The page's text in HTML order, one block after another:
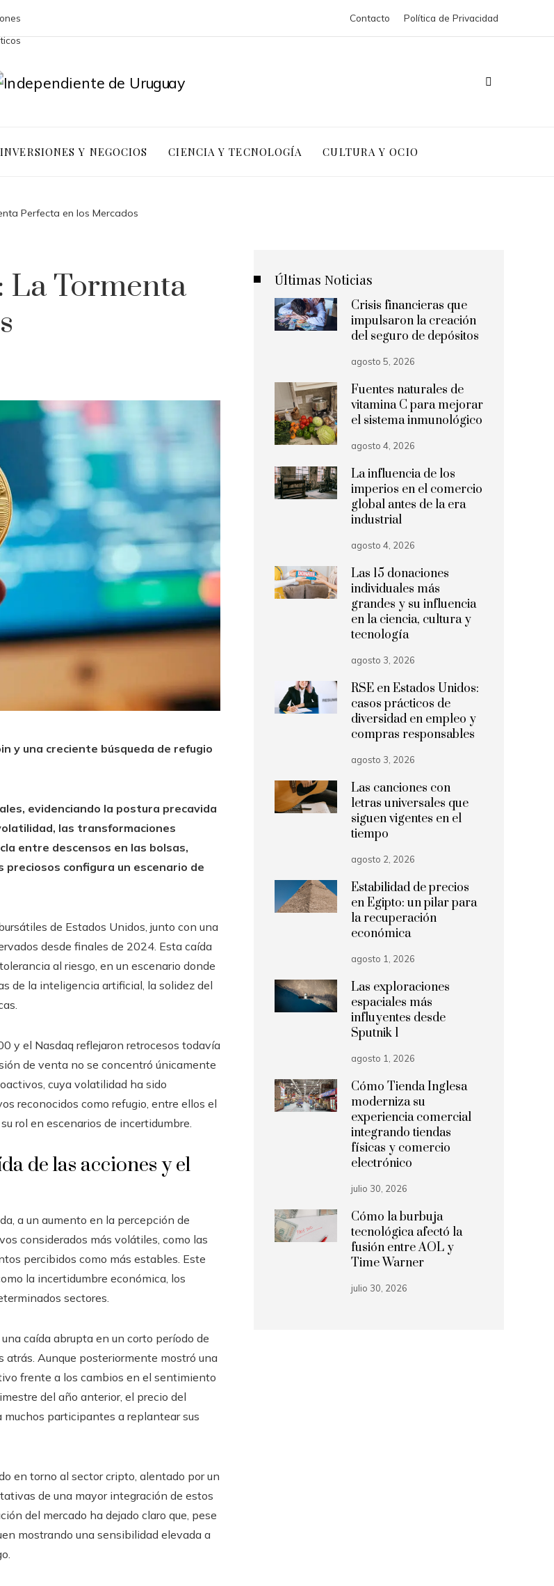
Contacto Política de Privacidad
INVERSIONES Y NEGOCIOS CIENCIA Y TECNOLOGÍA CULTURA Y OCIO
Perfecta en los Mercados
La Tormenta
y una creciente búsqueda de refugio
evidenciando la postura precavida
las transformaciones
entre descensos en las bolsas,
configura un escenario de
de Estados Unidos, junto con una
desde finales de 2024. Esta caída
al riesgo, en un escenario donde
de la inteligencia artificial, la solidez del
y el Nasdaq reflejaron retrocesos todavía
de venta no se concentró únicamente
cuya volatilidad ha sido
reconocidos como refugio, entre ellos el
rol en escenarios de incertidumbre.
de las acciones y el
a un aumento en la percepción de
considerados más volátiles, como las
percibidos como más estables. Este
la incertidumbre económica, los
sectores.
caída abrupta en un corto período de
atrás. Aunque posteriormente mostró una
frente a los cambios en el sentimiento
del año anterior, el precio del
participantes a replantear sus
en torno al sector cripto, alentado por un
de una mayor integración de estos
del mercado ha dejado claro que, pese
mostrando una sensibilidad elevada a
Últimas Noticias
Crisis financieras que
impulsaron la creación
del seguro de depósitos
agosto 5, 2026
Fuentes naturales de
vitamina C para mejorar
el sistema inmunológico
agosto 4, 2026
La influencia de los
imperios en el comercio
global antes de la era
industrial
agosto 4, 2026
Las 15 donaciones
individuales más
grandes y su influencia
en la ciencia, cultura y
tecnología
agosto 3, 2026
RSE en Estados Unidos:
casos prácticos de
diversidad en empleo y
compras responsables
agosto 3, 2026
Las canciones con
letras universales que
siguen vigentes en el
tiempo
agosto 2, 2026
Estabilidad de precios
en Egipto: un pilar para
la recuperación
económica
agosto 1, 2026
Las exploraciones
espaciales más
influyentes desde
Sputnik 1
agosto 1, 2026
Cómo Tienda Inglesa
moderniza su
experiencia comercial
integrando tiendas
físicas y comercio
electrónico
julio 30, 2026
Cómo la burbuja
tecnológica afectó la
fusión entre AOL y
Time Warner
julio 30, 2026